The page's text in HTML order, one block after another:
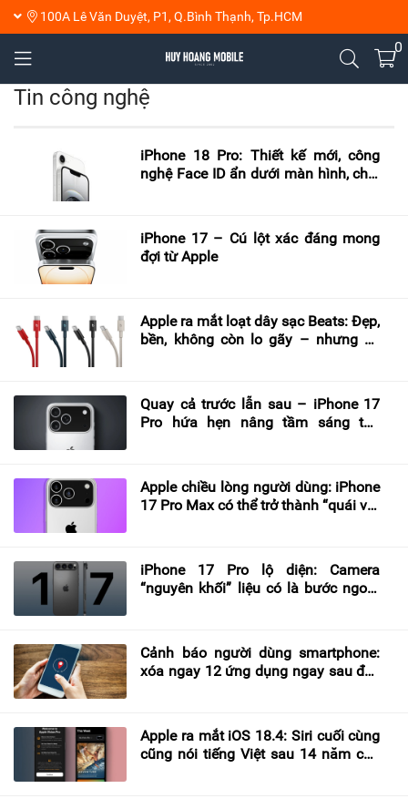
100A Lê Văn Duyệt, P1, Q.Bình Thạnh, Tp.HCM
0
Tin công nghệ
iPhone 18 Pro: Thiết kế mới, công
nghệ Face ID ẩn dưới màn hình, chip
iPhone 17 – Cú lột xác đáng mong
đợi từ Apple
Apple ra mắt loạt dây sạc Beats: Đẹp,
bền, không còn lo gãy – nhưng có
Quay cả trước lẫn sau – iPhone 17
Pro hứa hẹn nâng tầm sáng tạo
Apple chiều lòng người dùng: iPhone
17 Pro Max có thể trở thành “quái vật
iPhone 17 Pro lộ diện: Camera
“nguyên khối” liệu có là bước ngoặt
Cảnh báo người dùng smartphone:
xóa ngay 12 ứng dụng ngay sau đây
Apple ra mắt iOS 18.4: Siri cuối cùng
cũng nói tiếng Việt sau 14 năm chờ